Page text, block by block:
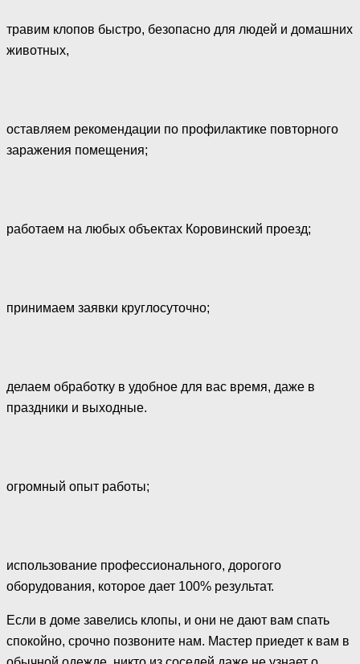
травим клопов быстро, безопасно для людей и домашних
животных,
оставляем рекомендации по профилактике повторного
заражения помещения;
работаем на любых объектах Коровинский проезд;
принимаем заявки круглосуточно;
делаем обработку в удобное для вас время, даже в
праздники и выходные.
огромный опыт работы;
использование профессионального, дорогого
оборудования, которое дает 100% результат.
Если в доме завелись клопы, и они не дают вам спать
спокойно, срочно позвоните нам. Мастер приедет к вам в